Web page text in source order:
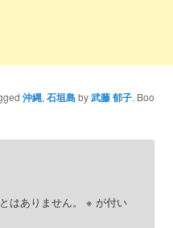
沖縄, 石垣島by武藤 郁子. Boo
はありません。 ※ が付い